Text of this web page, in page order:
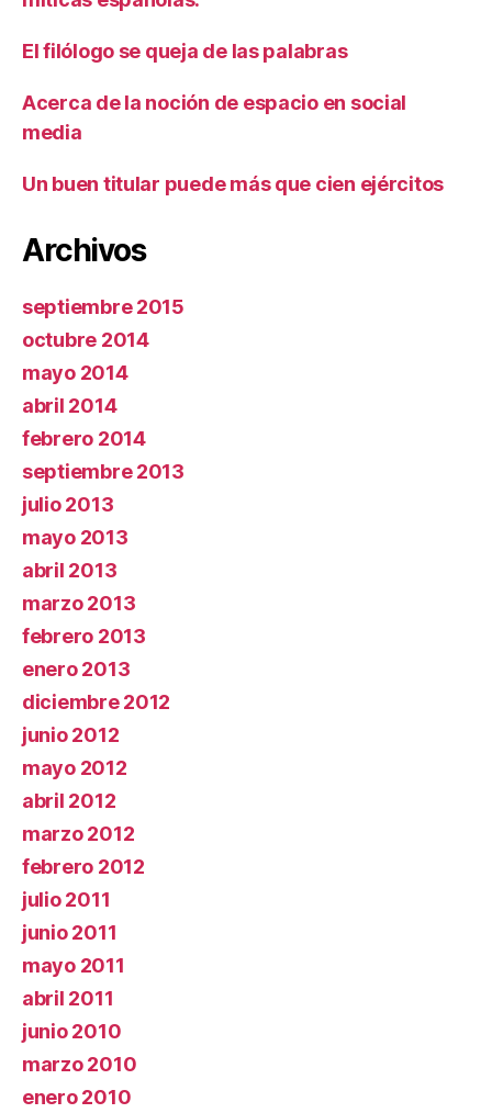
El filólogo se queja de las palabras
Acerca de la noción de espacio en social
media
Un buen titular puede más que cien ejércitos
Archivos
septiembre 2015
octubre 2014
mayo 2014
abril 2014
febrero 2014
septiembre 2013
julio 2013
mayo 2013
abril 2013
marzo 2013
febrero 2013
enero 2013
diciembre 2012
junio 2012
mayo 2012
abril 2012
marzo 2012
febrero 2012
julio 2011
junio 2011
mayo 2011
abril 2011
junio 2010
marzo 2010
enero 2010